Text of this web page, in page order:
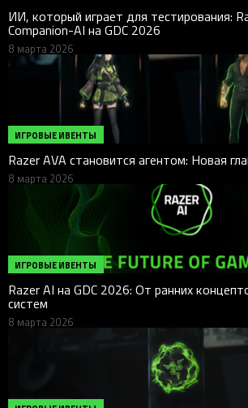
ИИ, который играет для тестирования:
Companion-AI на GDC 2026
8 марта 2026
ИГРОВЫЕ ИВЕНТЫ
Razer AVA становится агентом: Новая
8 марта 2026
ИГРОВЫЕ ИВЕНТЫ
Razer AI на GDC 2026: От ранних
систем
8 марта 2026